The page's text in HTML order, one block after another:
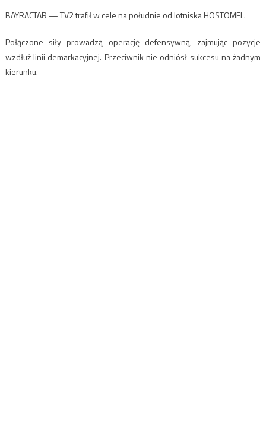
BAYRACTAR — TV2 trafił w cele na południe od lotniska HOSTOMEL.
Połączone siły prowadzą operację defensywną, zajmując pozycje
wzdłuż linii demarkacyjnej. Przeciwnik nie odniósł sukcesu na żadnym
kierunku.